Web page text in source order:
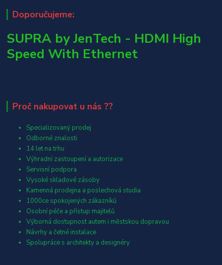
Doporučujeme:
SUPRA by JenTech - HDMI High
Speed With Ethernet
Proč nakupovat u nás ??
Specializovaný prodej
Odborné znalosti
14 let na trhu
Výhradní zastoupení a autorizace
Servisní podpora
Vysoké skladové zásoby
Kamenná prodejna a poslechová studia
1000ce spokojených zákazníků
Osobní péče a přístup majitelů
Výborná dostupnost autem i městskou dopravou
Návrhy a četné instalace
Spolupráce s architekty a designéry